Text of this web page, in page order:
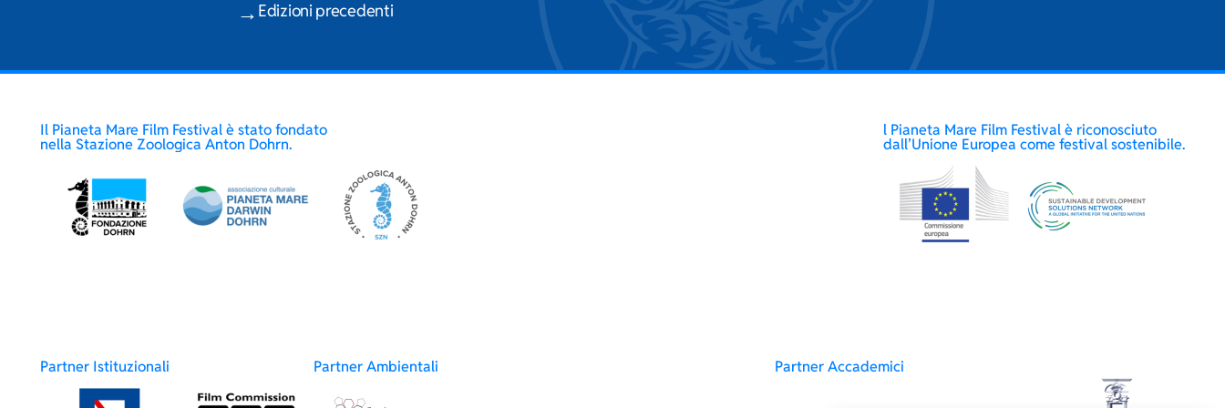
Edizioni precedenti
Il Pianeta Mare Film Festival è stato fondato
nella Stazione Zoologica Anton Dohrn.
l Pianeta Mare Film Festival è riconosciuto
dall’Unione Europea come festival sostenibile.
Partner Istituzionali Partner Ambientali Partner Accademici